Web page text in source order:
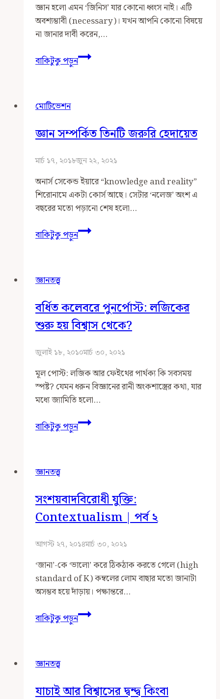
জ্ঞান হলো এমন ‘জিনিস’ যার কোনো ধ্বংস নাই। এটি
অবশ্যম্ভাবী (necessary)। যখন আপনি কোনো বিষয়ে
না জানার দাবী করেন,…
বাকিটুকু পড়ুনফিলোসফিক্যাল
টুইটস
মোটিভেশন
জ্ঞান সম্পর্কিত তিনটি জরুরি হেদায়েত
মার্চ ১৭, ২০১৮জুন ২২, ২০২১
অনার্স সেকেন্ড ইয়ারে “knowledge and reality”
শিরোনামে একটা কোর্স আছে। সেটার ‘নলেজ’ অংশ এ
বছরের মতো পড়ানো শেষ হলো…
বাকিটুকু পড়ুনজ্ঞান
সম্পর্কিত
জ্ঞানতত্ত্ব
বর্ধিত কলেবরে পুনর্পোস্ট: লজিকের
শুরু হয় বিশ্বাস থেকে?
জুলাই ১৮, ২০১০মার্চ ৩০, ২০২১
মূল পোস্ট: লজিক আর ফেইথের পার্থক্য কি সবসময়
স্পষ্ট? যেমন ধরুন বিজ্ঞানের রানী অংকশাস্ত্রের কথা, যার
মধ্যে জ্যামিতি হলো…
বাকিটুকু পড়ুনবর্ধিত
কলেবরে
বিশ্বাস
থেকে?
জ্ঞানতত্ত্ব
সংশয়বাদবিরোধী যুক্তি:
Contextualism | পর্ব ২
আগস্ট ২৭, ২০১৪মার্চ ৩০, ২০২১
‘জানা’-কে ‘ভালো’ করে ঠিকঠাক করতে গেলে (high
standard of K) কম্বলের লোম বাছার মতো জানাটা
অসম্ভব হয়ে দাঁড়ায়। পক্ষান্তরে…
বাকিটুকু পড়ুনসংশয়বাদবিরোধী
যুক্তি:
জ্ঞানতত্ত্ব
যাচাই আর বিশ্বাসের দ্বন্দ্ব কিংবা